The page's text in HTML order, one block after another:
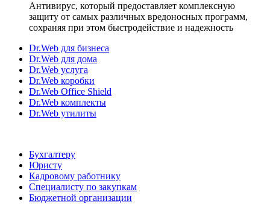
Антивирус, который предоставляет комплексную
защиту от самых различных вредоносных программ,
сохраняя при этом быстродействие и надежность
Dr.Web для бизнеса
Dr.Web для дома
Dr.Web услуга
Dr.Web коробки
Dr.Web Office Shield
Dr.Web комплекты
Dr.Web утилиты
Бухгалтеру
Юристу
Кадровому работнику
Специалисту по закупкам
Бюджетной организации